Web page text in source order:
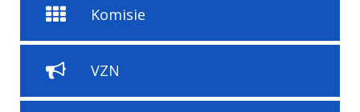
Komisie
VZN